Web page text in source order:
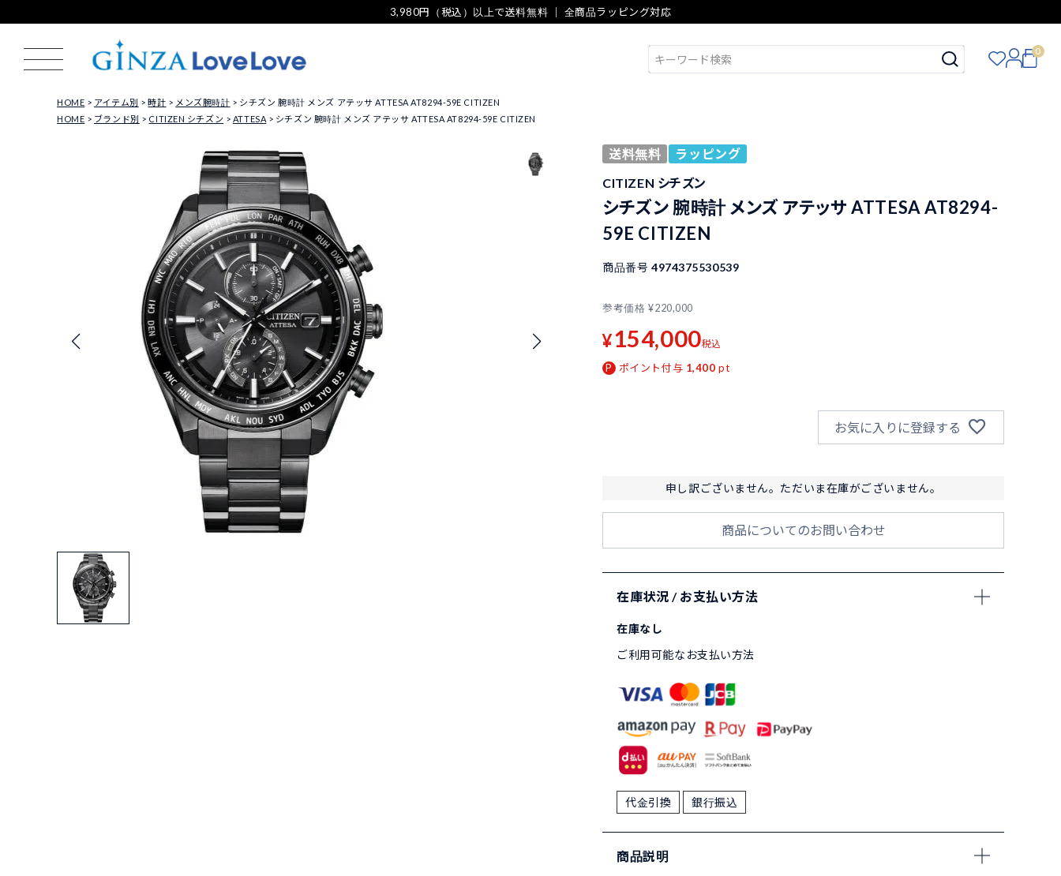
3,980円（税込）以上で送料無料 ｜ 全商品ラッピング対応
0
HOME アイテム別 時計 メンズ腕時計
シチズン 腕時計 メンズ アテッサ ATTESA AT8294-59E CITIZEN
HOME
ブランド別 CITIZEN シチズン ATTESA シチズン 腕時計 メンズ アテッサ ATTESA AT8294-59E CITIZEN
送料無料
ラッピング
CITIZEN シチズン
シチズン 腕時計 メンズ アテッサ ATTESA AT8294-
59E CITIZEN
商品番号 4974375530539
参考価格 ¥220,000
¥154,000税込
ポイント付与 1,400 pt
お気に入りに登録する
申し訳ございません。ただいま在庫がございません。
商品についてのお問い合わせ
在庫状況 / お支払い方法
在庫なし
ご利用可能なお支払い方法
代金引換 銀行振込
商品説明